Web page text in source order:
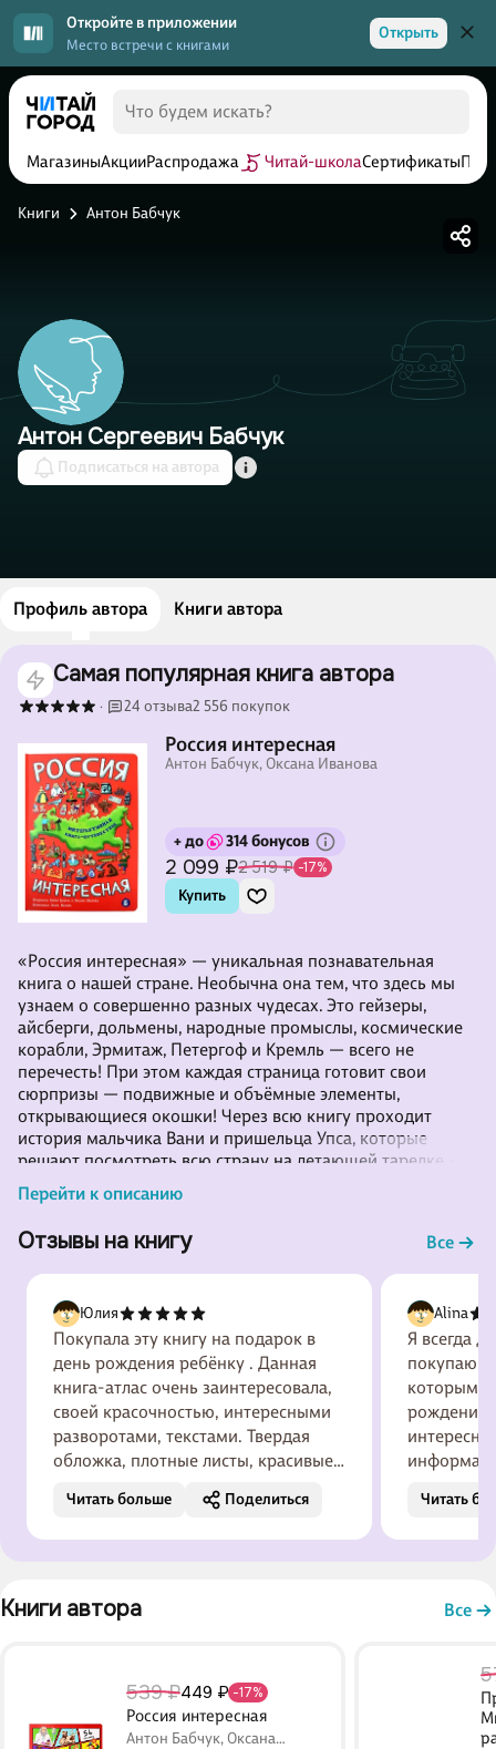
Откройте в приложении
Место встречи с книгами
Открыть
МагазиныАкцииРаспродажа Читай-школаСертификаты
Книги Антон Бабчук
Антон Сергеевич Бабчук
Подписаться на автора
Профиль автора Книги автора
Самая популярная книга автора
· 24 отзыва2 556 покупок
Россия интересная
Антон Бабчук, Оксана Иванова
+ до 314 бонусов
2 099 ₽2 519 ₽ -17%
Купить
«Россия интересная» — уникальная познавательная
книга о нашей стране. Необычна она тем, что здесь мы
узнаем о совершенно разных чудесах. Это гейзеры,
айсберги, дольмены, народные промыслы, космические
корабли, Эрмитаж, Петергоф и Кремль — всего не
перечесть! При этом каждая страница готовит свои
сюрпризы — подвижные и объёмные элементы,
открывающиеся окошки! Через всю книгу проходит
история мальчика Вани и пришельца Упса, которые
решают посмотреть всю страну на летающей тарелке —
от Москвы и до Камчатки. Приглашаем и вас в это
удивительное путешествие.
Россия интересная!
Перейти к описанию
Отзывы на книгу Все
Юлия
Покупала эту книгу на подарок в
день рождения ребёнку . Данная
книга-атлас очень заинтересовала,
своей красочностью, интересными
разворотами, текстами. Твердая
обложка, плотные листы, красивые
иллюстрации. Думаю ребенку
изучать её будет очень интересно
рассказов. Стоит своих денег
Читать больше Поделиться
Alina
Я всегда
покупаю
которым
а мы с
Читать
Книги автора Все
539 ₽449 ₽ -17%
Россия интересная
Антон Бабчук, Оксана